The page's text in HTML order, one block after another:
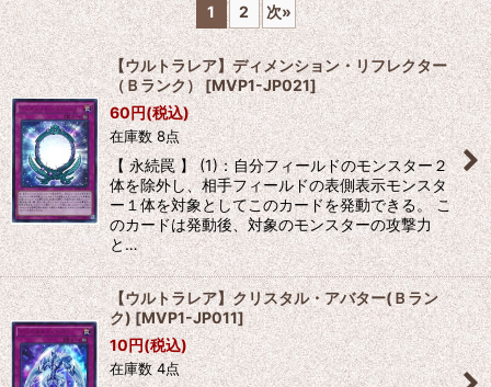
在庫あり
並び順:
絞り込む
1 2 次»
【ウルトラレア】ディメンション・リフレクター
（Ｂランク）[MVP1-JP021]
60円(税込)
在庫数 8点
【 永続罠 】 (1)：自分フィールドのモンスター２
体を除外し、相手フィールドの表側表示モンスタ
ー１体を対象としてこのカードを発動できる。 こ
のカードは発動後、対象のモンスターの攻撃力
と…
【ウルトラレア】クリスタル・アバター(Ｂラン
ク) [MVP1-JP011]
10円(税込)
在庫数 4点